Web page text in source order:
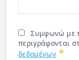
Συμφωνώ με
περιγράφονται
δεδομένων *